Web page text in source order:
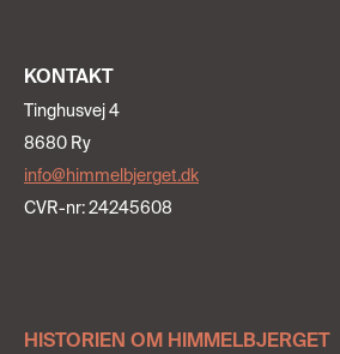
KONTAKT
Tinghusvej 4
8680 Ry
info@himmelbjerget.dk
CVR-nr: 24245608
HISTORIEN OM HIMMELBJERGET